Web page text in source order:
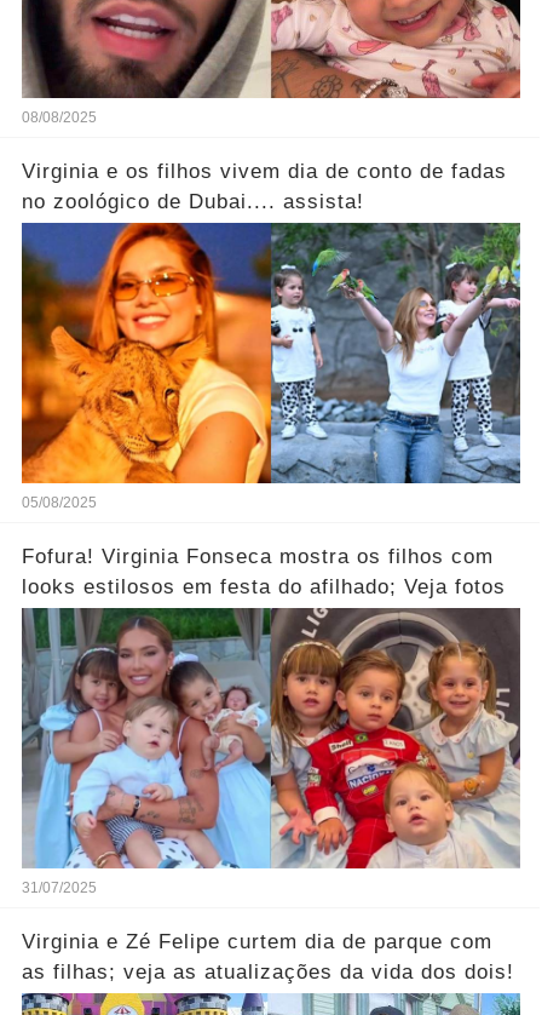
08/08/2025
Virginia e os filhos vivem dia de conto de fadas
no zoológico de Dubai.... assista!
05/08/2025
Fofura! Virginia Fonseca mostra os filhos com
looks estilosos em festa do afilhado; Veja fotos
31/07/2025
Virginia e Zé Felipe curtem dia de parque com
as filhas; veja as atualizações da vida dos dois!